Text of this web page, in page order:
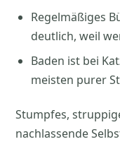
Regelmäßiges
deutlich, weil
Baden ist bei
meisten purer
Stumpfes,
nachlassende